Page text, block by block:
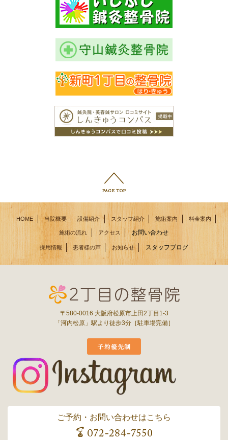
HOME 当院概要 設備紹介 スタッフ紹介 施術案内 料金案内
施術の流れ アクセス お問い合わせ
採用情報 患者様の声 お知らせ スタッフブログ
〒580-0016 大阪府松原市上田2丁目1-3
「河内松原」駅より徒歩3分［駐車場完備］
ご予約・お問い合わせはこちら